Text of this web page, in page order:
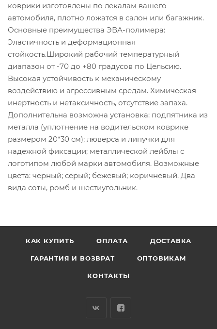
коврики изготовлены по лекалам вашего
автомобиля, плотно ложатся в салон или багажник.
Основные преимущества ЭВА-полимера:
Эластичность и деформационная
стойкость.Широкий рабочий температурный
диапазон от -70 до +80 градусов по Цельсию.
Высокая устойчивость к механическому
воздействию и агрессивным средам. Химическая
инертность и нетаксичность, отсутствие запаха.
Дополнительна возможна установка: подпятника из
металла (уплотнение на водительском коврике
размером 20*30 см); люверса и липучки для
надежной фиксации; металлической лейблы с
логотипом любой марки автомобиля. Возможные
цвета: черный; серый; бежевый; коричневый. Два
вида соты, ромб и шестиугольник.
КАК КУПИТЬ ОПЛАТА ДОСТАВКА
ГАРАНТИЯ И ВОЗВРАТ ОПТОВИКАМ
КОНТАКТЫ